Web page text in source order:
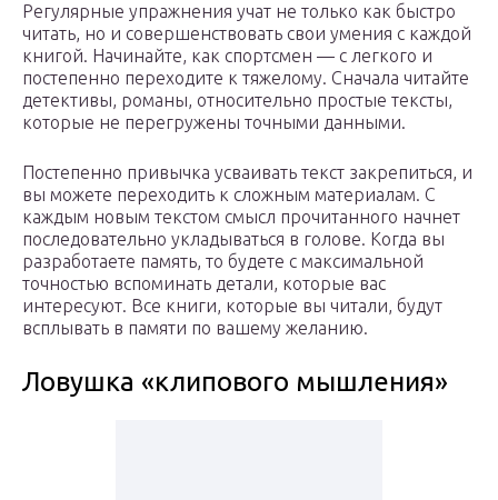
Регулярные упражнения учат не только как быстро
читать, но и совершенствовать свои умения с каждой
книгой. Начинайте, как спортсмен — с легкого и
постепенно переходите к тяжелому. Сначала читайте
детективы, романы, относительно простые тексты,
которые не перегружены точными данными.
Постепенно привычка усваивать текст закрепиться, и
вы можете переходить к сложным материалам. С
каждым новым текстом смысл прочитанного начнет
последовательно укладываться в голове. Когда вы
разработаете память, то будете с максимальной
точностью вспоминать детали, которые вас
интересуют. Все книги, которые вы читали, будут
всплывать в памяти по вашему желанию.
Ловушка «клипового мышления»